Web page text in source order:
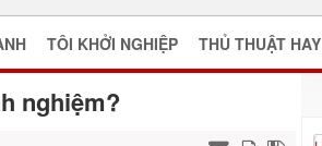
TÔI KHỞI NGHIỆP THỦ THUẬT HAY
nghiệm?